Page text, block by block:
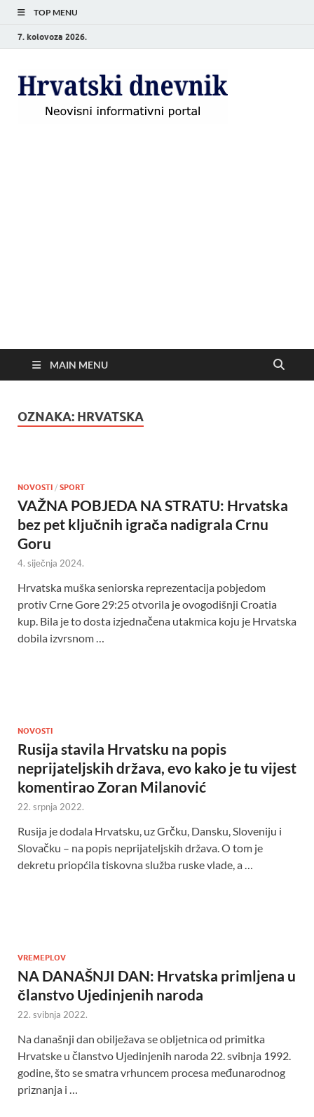
TOP MENU
7. kolovoza 2026.
MAIN MENU
OZNAKA: HRVATSKA
NOVOSTI / SPORT
VAŽNA POBJEDA NA STRATU: Hrvatska
bez pet ključnih igrača nadigrala Crnu
Goru
4. siječnja 2024.
Hrvatska muška seniorska reprezentacija pobjedom
protiv Crne Gore 29:25 otvorila je ovogodišnji Croatia
kup. Bila je to dosta izjednačena utakmica koju je Hrvatska
dobila izvrsnom …
NOVOSTI
Rusija stavila Hrvatsku na popis
neprijateljskih država, evo kako je tu vijest
komentirao Zoran Milanović
22. srpnja 2022.
Rusija je dodala Hrvatsku, uz Grčku, Dansku, Sloveniju i
Slovačku – na popis neprijateljskih država. O tom je
dekretu priopćila tiskovna služba ruske vlade, a …
VREMEPLOV
NA DANAŠNJI DAN: Hrvatska primljena u
članstvo Ujedinjenih naroda
22. svibnja 2022.
Na današnji dan obilježava se obljetnica od primitka
Hrvatske u članstvo Ujedinjenih naroda 22. svibnja 1992.
godine, što se smatra vrhuncem procesa međunarodnog
priznanja i …